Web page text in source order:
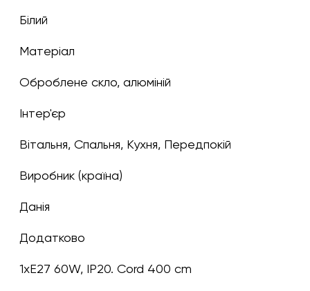
білий
Матеріал
Оброблене скло, алюміній
Інтер'єр
Вітальня, Спальня, Кухня, Передпокій
Виробник (країна)
Данія
Додатково
1xE27 60W, IP20. Cord 400 cm